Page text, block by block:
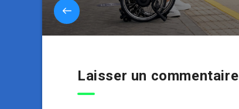
Laisser un commentaire